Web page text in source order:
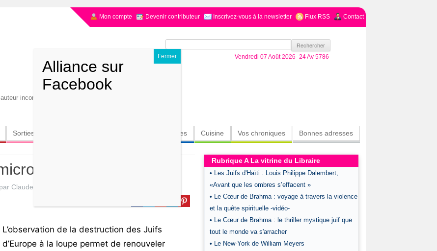
Mon compte Devenir contributeur Inscrivez-vous à la newsletter Flux RSS Contact
inconnu
Rechercher :
Vendredi 07 Août 2026- 24 Av 5786
Sorties Insolites Cuisine Vos chroniques Bonnes adresses
de la Shoa
par Claude Layani
L’observation de la destruction des Juifs
d’Europe à la loupe permet de renouveler
Rubrique A La vitrine du Libraire
• Les Juifs d'Haïti : Louis Philippe Dalembert,
«Avant que les ombres s’effacent »
• Le Cœur de Brahma : voyage à travers la violence
et la quête spirituelle -vidéo-
• Le Cœur de Brahma : le thriller mystique juif que
tout le monde va s'arracher
• Le New-York de William Meyers